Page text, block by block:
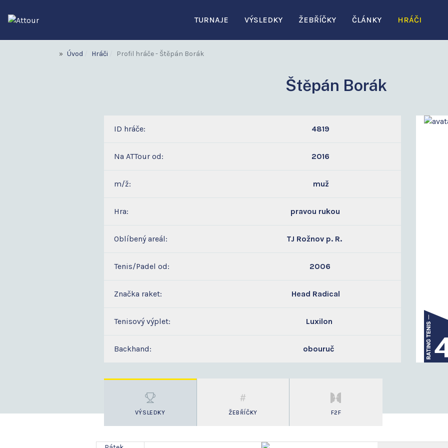
TURNAJE VÝSLEDKY ŽEBŘÍČKY ČLÁNKY HRÁČI
Úvod Hráči Profil hráče - Štěpán Borák
Štěpán Borák
ID hráče: 4819
Na ATTour od: 2016
m/ž: muž
Hra: pravou rukou
Oblíbený areál: TJ Rožnov p. R.
Tenis/Padel od: 2006
Značka raket: Head Radical
Tenisový výplet: Luxilon
Backhand: obouruč
VÝSLEDKY ŽEBŘÍČKY F2F